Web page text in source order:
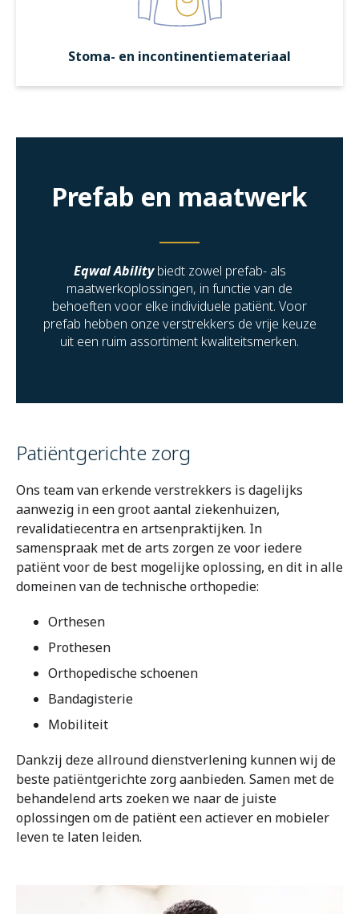
Stoma- en incontinentiemateriaal
Prefab en maatwerk
Eqwal Abilitybiedt zowel prefab- als
maatwerkoplossingen, in functie van de
behoeften voor elke individuele patiënt. Voor
prefab hebben onze verstrekkers de vrije keuze
uit een ruim assortiment kwaliteitsmerken.
Patiëntgerichte zorg
Ons team van erkende verstrekkers is dagelijks
aanwezig in een groot aantal ziekenhuizen,
revalidatiecentra en artsenpraktijken. In
samenspraak met de arts zorgen ze voor iedere
patiënt voor de best mogelijke oplossing, en dit in alle
domeinen van de technische orthopedie:
Orthesen
Prothesen
Orthopedische schoenen
Bandagisterie
Mobiliteit
Dankzij deze allround dienstverlening kunnen wij de
beste patiëntgerichte zorg aanbieden. Samen met de
behandelend arts zoeken we naar de juiste
oplossingen om de patiënt een actiever en mobieler
leven te laten leiden.